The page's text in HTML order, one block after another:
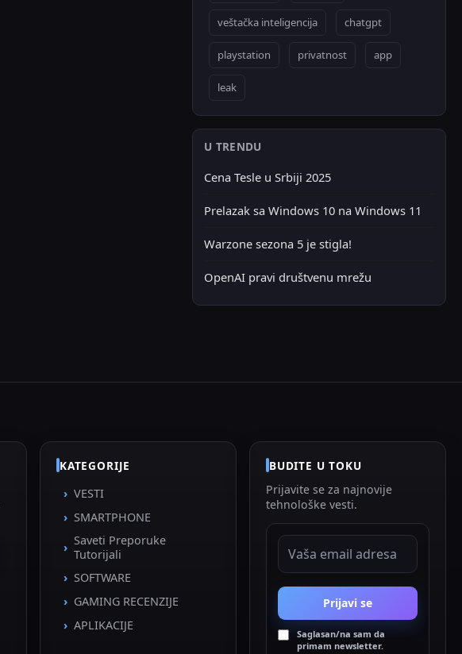
veštačka inteligencija chatgpt
playstation privatnost app
leak
U TRENDU
Cena Tesle u Srbiji 2025
Prelazak sa Windows 10 na Windows 11
Warzone sezona 5 je stigla!
OpenAI pravi društvenu mrežu
KATEGORIJE
VESTI
SMARTPHONE
Saveti Preporuke
Tutorijali
SOFTWARE
GAMING RECENZIJE
APLIKACIJE
BUDITE U TOKU
Prijavite se za najnovije
tehnološke vesti.
EMAIL ADRESA
Prijavi se
Saglasan/na sam da
primam newsletter.